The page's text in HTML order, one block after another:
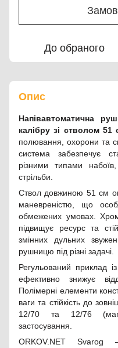
До обраного
Опис
Напівавтоматична
калібру зі стволом
полювання, охорони та
система забезпечує
різними типами
стрільби.
Ствол довжиною 51 см
маневреністю, що
обмежених умовах.
підвищує ресурс та
змінних дульних
рушницю під різні задачі.
Регульований приклад
ефективно знижує
Полімерні елементи
ваги та стійкість до
12/70 та 12/76
застосування.
ORKOV.NET